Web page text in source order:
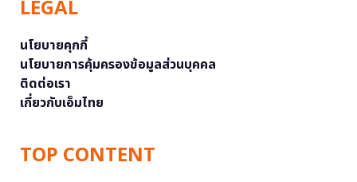
LEGAL
นโยบายคุกกี้
นโยบายการคุ้มครองข้อมูลส่วนบุคคล
ติดต่อเรา
เกี่ยวกับเอ็มไทย
TOP CONTENT